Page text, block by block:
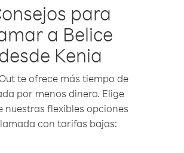
para
a Belice
Kenia
te ofrece más tiempo de
por menos dinero. Elige
nuestras flexibles opciones
con tarifas bajas: